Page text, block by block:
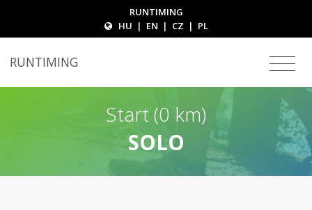
RUNTIMING
HU | EN | CZ | PL
RUNTIMING
Start (0 km)
SOLO